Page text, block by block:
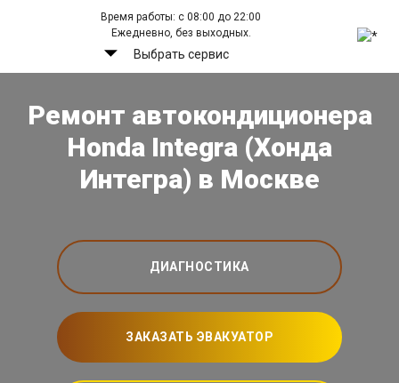
Время работы: с 08:00 до 22:00
Ежедневно, без выходных.
Выбрать сервис
Ремонт автокондиционера
Honda Integra (Хонда
Интегра) в Москве
ДИАГНОСТИКА
ЗАКАЗАТЬ ЭВАКУАТОР